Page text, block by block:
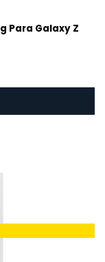
Para Galaxy Z